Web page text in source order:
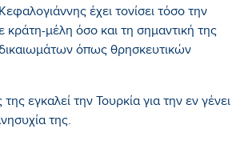
έχει τονίσει τόσο την
κράτη-μέλη όσο και τη σημαντική της
όπως θρησκευτικών
εγκαλεί την Τουρκία για την εν γένει
της.